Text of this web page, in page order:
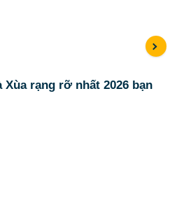
Xùa rạng rỡ nhất 2026 bạn